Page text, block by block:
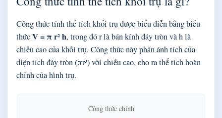
Công thức tính thể tích khối trụ được biểu diễn bằng biểu
thứcV = π r² h, trong đó r là bán kính đáy tròn và h là
chiều cao của khối trụ. Công thức này phản ánh tích của
diện tích đáy tròn (πr²) với chiều cao, cho ra thể tích hoàn
chỉnh của hình trụ.
Công thức chính